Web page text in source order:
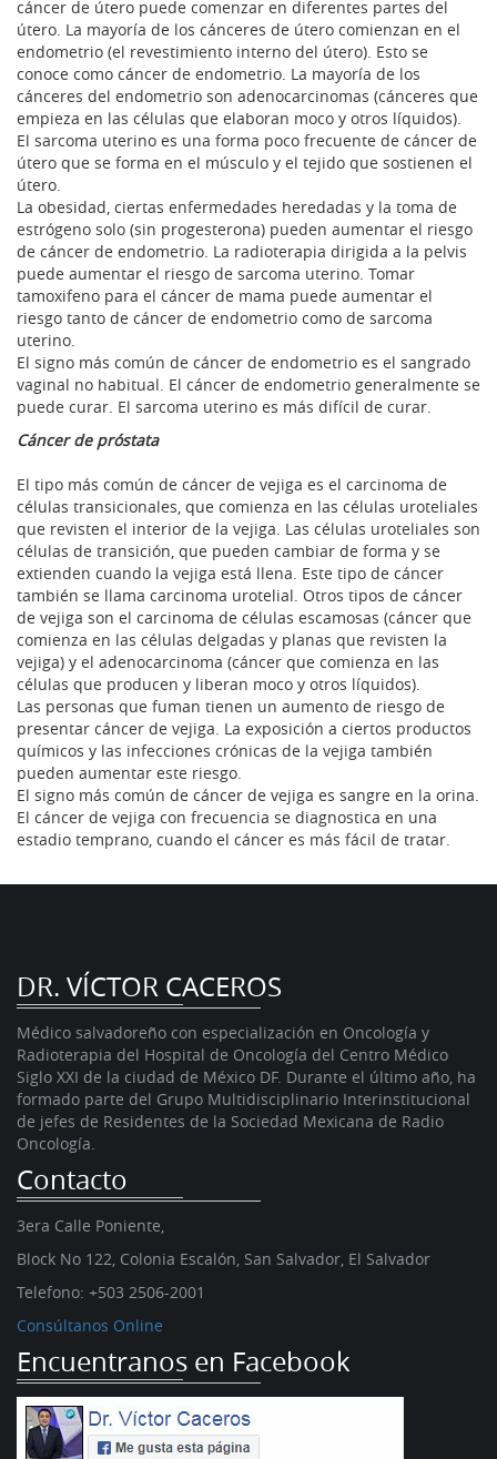
cáncer de útero puede comenzar en diferentes partes del
útero. La mayoría de los cánceres de útero comienzan en el
endometrio (el revestimiento interno del útero). Esto se
conoce como cáncer de endometrio. La mayoría de los
cánceres del endometrio son adenocarcinomas (cánceres que
empieza en las células que elaboran moco y otros líquidos).
El sarcoma uterino es una forma poco frecuente de cáncer de
útero que se forma en el músculo y el tejido que sostienen el
útero.
La obesidad, ciertas enfermedades heredadas y la toma de
estrógeno solo (sin progesterona) pueden aumentar el riesgo
de cáncer de endometrio. La radioterapia dirigida a la pelvis
puede aumentar el riesgo de sarcoma uterino. Tomar
tamoxifeno para el cáncer de mama puede aumentar el
riesgo tanto de cáncer de endometrio como de sarcoma
uterino.
El signo más común de cáncer de endometrio es el sangrado
vaginal no habitual. El cáncer de endometrio generalmente se
puede curar. El sarcoma uterino es más difícil de curar.
Cáncer de próstata
El tipo más común de cáncer de vejiga es el carcinoma de
células transicionales, que comienza en las células uroteliales
que revisten el interior de la vejiga. Las células uroteliales son
células de transición, que pueden cambiar de forma y se
extienden cuando la vejiga está llena. Este tipo de cáncer
también se llama carcinoma urotelial. Otros tipos de cáncer
de vejiga son el carcinoma de células escamosas (cáncer que
comienza en las células delgadas y planas que revisten la
vejiga) y el adenocarcinoma (cáncer que comienza en las
células que producen y liberan moco y otros líquidos).
Las personas que fuman tienen un aumento de riesgo de
presentar cáncer de vejiga. La exposición a ciertos productos
químicos y las infecciones crónicas de la vejiga también
pueden aumentar este riesgo.
El signo más común de cáncer de vejiga es sangre en la orina.
El cáncer de vejiga con frecuencia se diagnostica en una
estadio temprano, cuando el cáncer es más fácil de tratar.
DR. VÍCTOR CACEROS
Médico salvadoreño con especialización en Oncología y
Radioterapia del Hospital de Oncología del Centro Médico
Siglo XXI de la ciudad de México DF. Durante el último año, ha
formado parte del Grupo Multidisciplinario Interinstitucional
de jefes de Residentes de la Sociedad Mexicana de Radio
Oncología.
Contacto
3era Calle Poniente,
Block No 122, Colonia Escalón, San Salvador, El Salvador
Telefono: +503 2506-2001
Consúltanos Online
Encuentranos en Facebook